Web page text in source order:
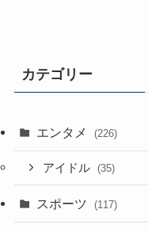
カテゴリー
エンタメ (226)
アイドル (35)
スポーツ (117)